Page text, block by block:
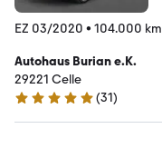
EZ 03/2020 • 104.000 km
Autohaus Burian e.K.
29221 Celle
5 Sterne
(31)